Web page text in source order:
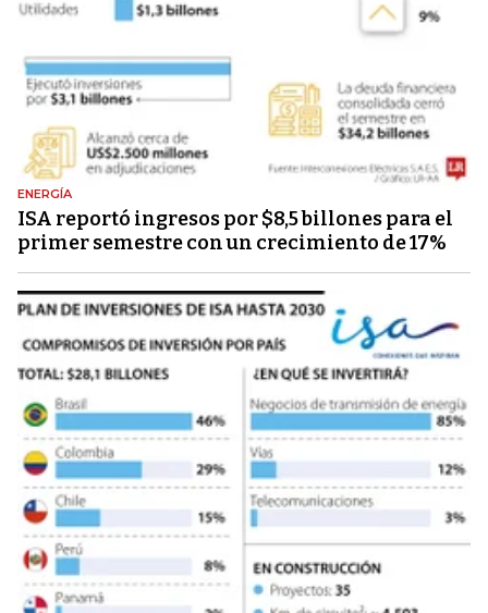
ENERGÍA
ISA reportó ingresos por $8,5 billones para el
primer semestre con un crecimiento de 17%